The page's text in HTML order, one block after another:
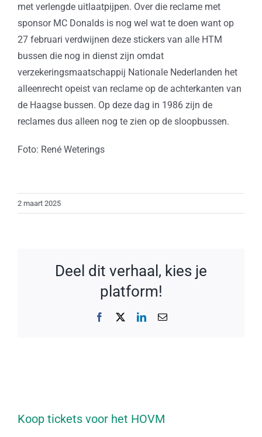
met verlengde uitlaatpijpen. Over die reclame met
sponsor MC Donalds is nog wel wat te doen want op
27 februari verdwijnen deze stickers van alle HTM
bussen die nog in dienst zijn omdat
verzekeringsmaatschappij Nationale Nederlanden het
alleenrecht opeist van reclame op de achterkanten van
de Haagse bussen. Op deze dag in 1986 zijn de
reclames dus alleen nog te zien op de sloopbussen.
Foto: René Weterings
2 maart 2025
Deel dit verhaal, kies je
platform!
Facebook LinkedIn
E-
Koop tickets voor het HOVM